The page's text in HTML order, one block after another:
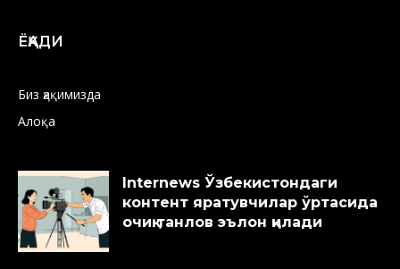
ЁҚАДИ
Биз ҳақимизда
Алоқа
Internews Ўзбекистондаги
контент яратувчилар ўртасида
очиқ танлов эълон қилади